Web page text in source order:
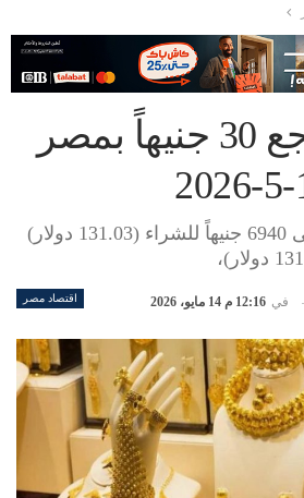
الذهب يتراجع 30 جنيهاً بمصر
وصل سعر عيار 21 إلى 6940 جنيهاً للشراء (131.03 دولار)
اقتصاد مصر في 12:16 م 14 مايو، 2026